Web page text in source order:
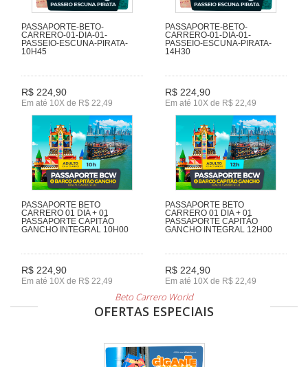
PASSAPORTE-BETO-
CARRERO-01-DIA-01-
PASSEIO-ESCUNA-PIRATA-
10H45
R$ 224,90
Em até 10X de R$ 22,49
PASSAPORTE-BETO-
CARRERO-01-DIA-01-
PASSEIO-ESCUNA-PIRATA-
14H30
R$ 224,90
Em até 10X de R$ 22,49
PASSAPORTE BETO
CARRERO 01 DIA + 01
PASSAPORTE CAPITÃO
GANCHO INTEGRAL 10H00
R$ 224,90
Em até 10X de R$ 22,49
PASSAPORTE BETO
CARRERO 01 DIA + 01
PASSAPORTE CAPITÃO
GANCHO INTEGRAL 12H00
R$ 224,90
Em até 10X de R$ 22,49
Beto Carrero World
OFERTAS ESPECIAIS